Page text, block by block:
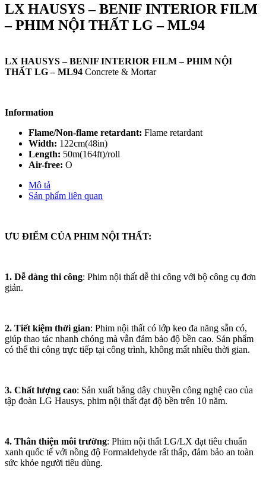
LX HAUSYS – BENIF INTERIOR FILM
– PHIM NỘI THẤT LG – ML94
LX HAUSYS – BENIF INTERIOR FILM – PHIM NỘI
THẤT LG – ML94 Concrete & Mortar
Information
Flame/Non-flame retardant: Flame retardant
Width: 122cm(48in)
Length: 50m(164ft)/roll
Air-free: O
Mô tả
Sản phẩm liên quan
ƯU ĐIỂM CỦA PHIM NỘI THẤT:
1. Dễ dàng thi công: Phim nội thất dễ thi công với bộ công cụ đơn
giản.
2. Tiết kiệm thời gian: Phim nội thất có lớp keo đa năng sẵn có,
giúp thao tác nhanh chóng mà vẫn đảm bảo độ bền cao. Sản phẩm
có thể thi công trực tiếp tại công trình, không mất nhiều thời gian.
3. Chất lượng cao: Sản xuất bằng dây chuyền công nghệ cao của
tập đoàn LG Hausys, phim nội thất đạt độ bền trên 10 năm.
4. Thân thiện môi trường: Phim nội thất LG/LX đạt tiêu chuẩn
xanh quốc tế với nồng độ Formaldehyde rất thấp, đảm bảo an toàn
sức khỏe người tiêu dùng.